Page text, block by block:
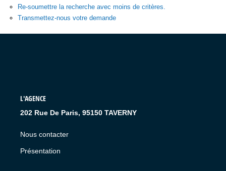
Re-soumettre la recherche avec moins de critères.
Transmettez-nous votre demande
L'AGENCE
202 Rue De Paris, 95150 TAVERNY
Nous contacter
Présentation